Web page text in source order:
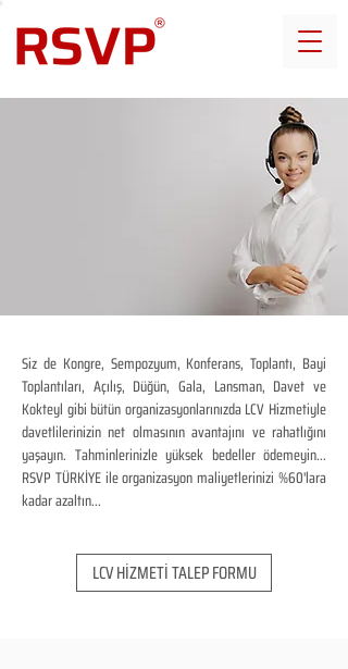
Siz de Kongre, Sempozyum, Konferans, Toplantı, Bayi
Toplantıları, Açılış, Düğün, Gala, Lansman, Davet ve
Kokteyl gibi bütün organizasyonlarınızda LCV Hizmetiyle
davetlilerinizin net olmasının avantajını ve rahatlığını
yaşayın. Tahminlerinizle yüksek bedeller ödemeyin...
RSVP TÜRKİYE ile organizasyon maliyetlerinizi %60'lara
kadar azaltın...
LCV HİZMETİ TALEP FORMU